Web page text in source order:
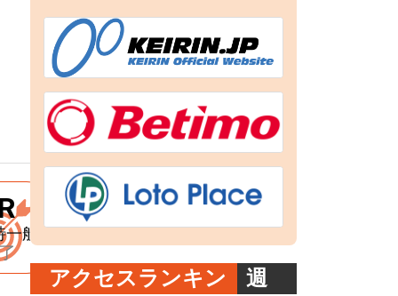
般
9R
Ａ級準決勝
終了
10R
Ａ級準決勝
終了
11R
Ａ級準決勝
終了
アクセスランキン
週